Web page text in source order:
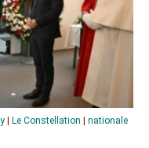
| Le Constellation | nationale